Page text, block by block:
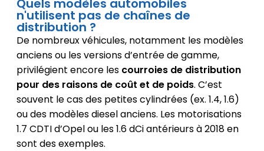
Quels modèles automobiles
n'utilisent pas de chaînes de
distribution ?
De nombreux véhicules, notamment les modèles
anciens ou les versions d’entrée de gamme,
privilégient encore les courroies de distribution
pour des raisons de coût et de poids. C’est
souvent le cas des petites cylindrées (ex. 1.4, 1.6)
ou des modèles diesel anciens. Les motorisations
1.7 CDTI d’Opel ou les 1.6 dCi antérieurs à 2018 en
sont des exemples.